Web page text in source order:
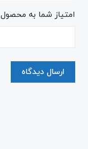
امتیاز شما به محصول
ارسال دیدگاه